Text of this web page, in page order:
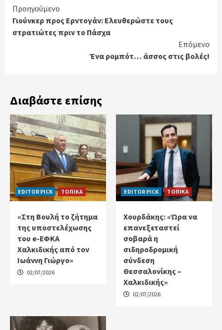
Continue
Reading
Προηγούμενο
Γιούνκερ προς Ερντογάν: Ελευθερώστε τους
στρατιώτες πριν το Πάσχα
Επόμενο
Ένα ρομπότ… άσσος στις βολές!
Διαβάστε επίσης
EDITOR PICK ΤΟΠΙΚΑ
«Στη Βουλή το ζήτημα
της υποστελέχωσης
του e-ΕΦΚΑ
Χαλκιδικής από τον
Ιωάννη Γιώργο»
02/07/2026
EDITOR PICK ΤΟΠΙΚΑ
Χουρδάκης: «Ώρα να
επανεξεταστεί
σοβαρά η
σιδηροδρομική
σύνδεση
Θεσσαλονίκης –
Χαλκιδικής»
02/07/2026